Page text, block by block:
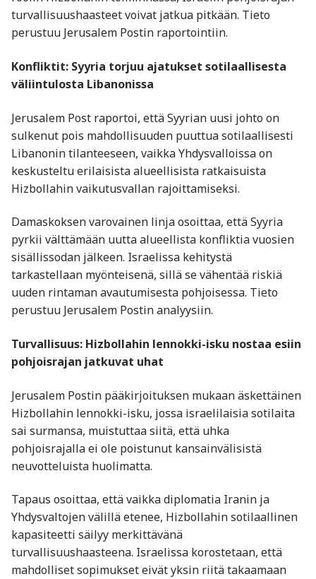
turvallisuushaasteet voivat jatkua pitkään. Tieto
perustuu Jerusalem Postin raportointiin.
Konfliktit: Syyria torjuu ajatukset sotilaallisesta
väliintulosta Libanonissa
Jerusalem Post raportoi, että Syyrian uusi johto on
sulkenut pois mahdollisuuden puuttua sotilaallisesti
Libanonin tilanteeseen, vaikka Yhdysvalloissa on
keskusteltu erilaisista alueellisista ratkaisuista
Hizbollahin vaikutusvallan rajoittamiseksi.
Damaskoksen varovainen linja osoittaa, että Syyria
pyrkii välttämään uutta alueellista konfliktia vuosien
sisällissodan jälkeen. Israelissa kehitystä
tarkastellaan myönteisenä, sillä se vähentää riskiä
uuden rintaman avautumisesta pohjoisessa. Tieto
perustuu Jerusalem Postin analyysiin.
Turvallisuus: Hizbollahin lennokki-isku nostaa esiin
pohjoisrajan jatkuvat uhat
Jerusalem Postin pääkirjoituksen mukaan äskettäinen
Hizbollahin lennokki-isku, jossa israelilaisia sotilaita
sai surmansa, muistuttaa siitä, että uhka
pohjoisrajalla ei ole poistunut kansainvälisistä
neuvotteluista huolimatta.
Tapaus osoittaa, että vaikka diplomatia Iranin ja
Yhdysvaltojen välillä etenee, Hizbollahin sotilaallinen
kapasiteetti säilyy merkittävänä
turvallisuushaasteena. Israelissa korostetaan, että
mahdolliset sopimukset eivät yksin riitä takaamaan